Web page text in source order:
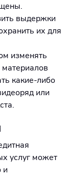
выдержки
их для
изменять
какие-либо
или
услуг может
и